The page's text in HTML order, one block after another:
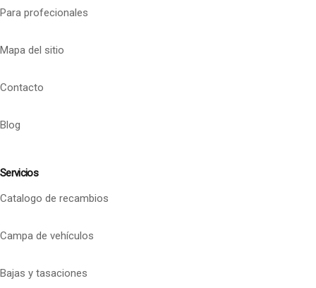
Para profecionales
Mapa del sitio
Contacto
Blog
Servicios
Catalogo de recambios
Campa de vehículos
Bajas y tasaciones